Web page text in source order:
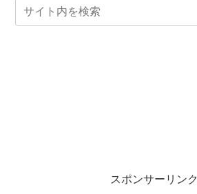
スポンサーリンク